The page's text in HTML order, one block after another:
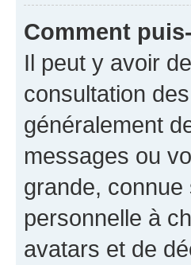
Comment
Il peut y avoir
consultation
généralement
messages ou
grande, connue
personnelle à
avatars et de